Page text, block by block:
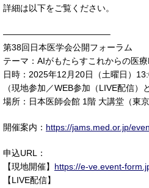
詳細は以下をご覧ください。
————————————–
第38回日本医学会公開フォーラム
テーマ： AIがもたらすこれからの医療
日時：2025年12月20日（土曜日）
（現地参加／WEB参加（LIVE配信）
場所：日本医師会館 1階 大講堂（東
開催案内： https://jams.med.or.jp/
申込URL：
【現地開催】 https://e-ve.event-
【LIVE配信】